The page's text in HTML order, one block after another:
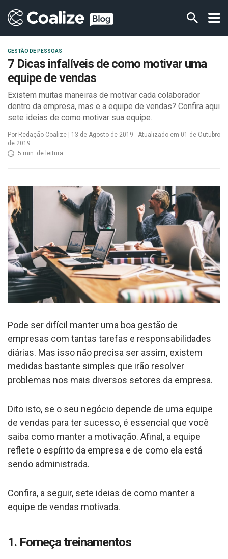
GESTÃO DE PESSOAS
7 Dicas infalíveis de como motivar uma
equipe de vendas
Existem muitas maneiras de motivar cada colaborador
dentro da empresa, mas e a equipe de vendas? Confira aqui
sete ideias de como motivar sua equipe.
Por Redação Coalize | 13 de Agosto de 2019 - Atualizado em 01 de Outubro
de 2019
5 min. de leitura
Pode ser difícil manter uma boa gestão de
empresas com tantas tarefas e responsabilidades
diárias. Mas isso não precisa ser assim, existem
medidas bastante simples que irão resolver
problemas nos mais diversos setores da empresa.
Dito isto, se o seu negócio depende de uma equipe
de vendas para ter sucesso, é essencial que você
saiba como manter a motivação. Afinal, a equipe
reflete o espírito da empresa e de como ela está
sendo administrada.
Confira, a seguir, sete ideias de como manter a
equipe de vendas motivada.
1. Forneça treinamentos